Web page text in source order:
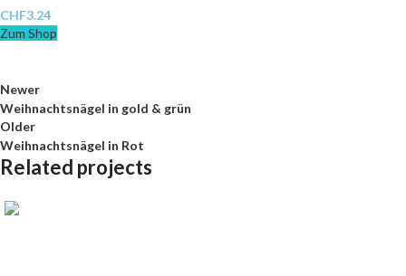
CHF3.24
Zum Shop
Newer
Weihnachtsnägel in gold & grün
Older
Weihnachtsnägel in Rot
Related projects